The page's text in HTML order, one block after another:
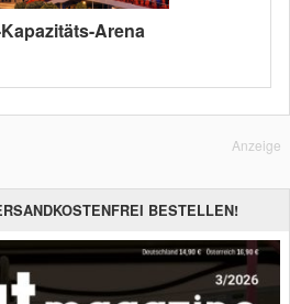
Arena
Anzeige
BESTELLEN!